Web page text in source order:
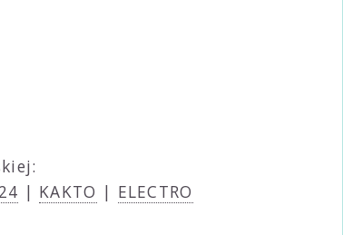
| KAKTO | ELECTRO